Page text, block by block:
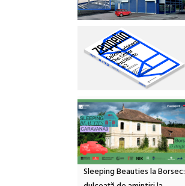
Sleeping Beauties la Borsec: